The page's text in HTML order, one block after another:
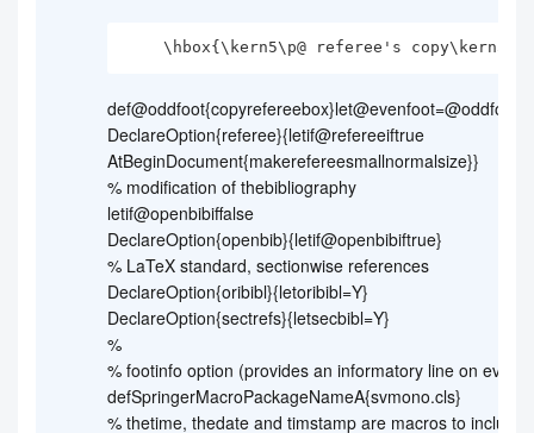
\hbox{\kern5\p@ referee's
def@oddfoot{copyrefereebox}let@evenfoot=@oddfoot}
DeclareOption{referee}{letif@refereeiftrue
AtBeginDocument{makerefereesmallnormalsize}}
% modification of thebibliography
letif@openbibiffalse
DeclareOption{openbib}{letif@openbibiftrue}
% LaTeX standard, sectionwise references
DeclareOption{oribibl}{letoribibl=Y}
DeclareOption{sectrefs}{letsecbibl=Y}
%
% footinfo option (provides an informatory line on every
defSpringerMacroPackageNameA{svmono.cls}
% thetime, thedate and timstamp are macros to include